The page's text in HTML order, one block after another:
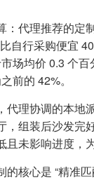
：代理推荐的定
自行采购便宜
场均价 0.3 个
前的 42%。
代理协调的本地
，组装后沙发完
未影响进度，
的核心是 “精准